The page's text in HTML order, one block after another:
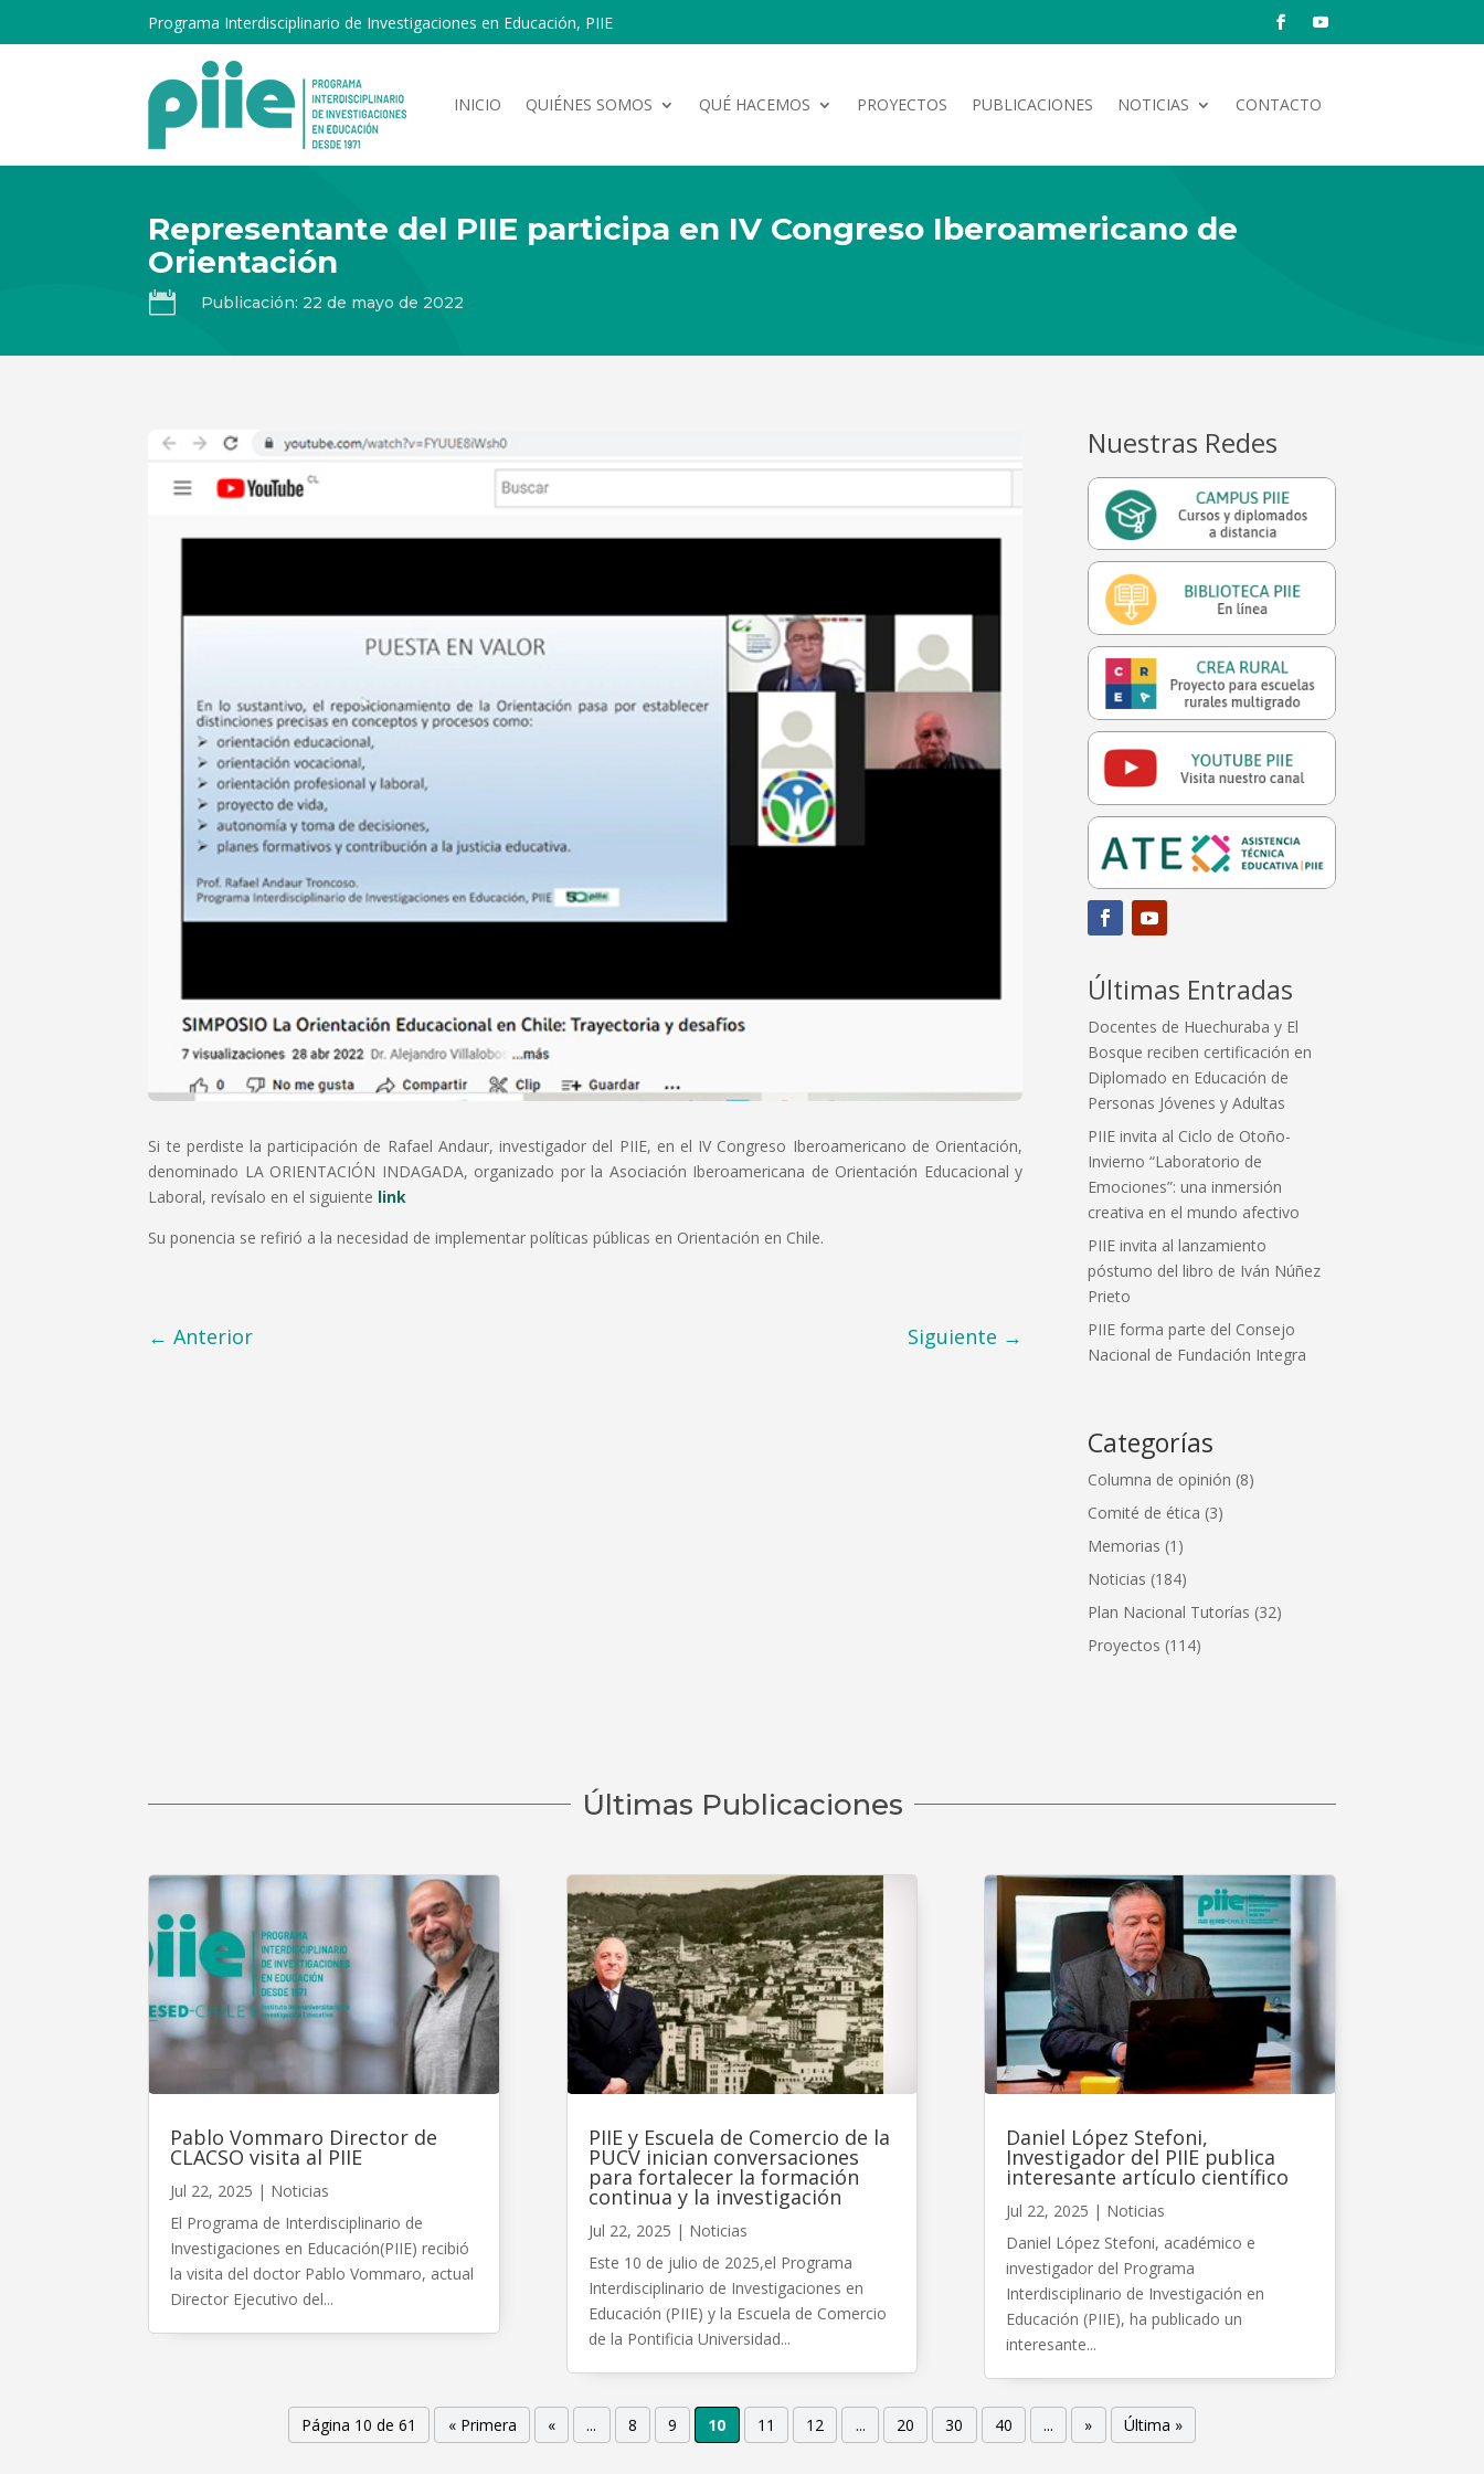
Programa Interdisciplinario de Investigaciones en Educación, PIIE
INICIO QUIÉNES SOMOS QUÉ HACEMOS PROYECTOS PUBLICACIONES NOTICIAS CONTACTO
Representante del PIIE participa en IV Congreso Iberoamericano de
Orientación
 Publicación: 22 de mayo de 2022
Si te perdiste la participación de Rafael Andaur, investigador del PIIE, en el IV Congreso Iberoamericano de Orientación,
denominado LA ORIENTACIÓN INDAGADA, organizado por la Asociación Iberoamericana de Orientación Educacional y
Laboral, revísalo en el siguiente link
Su ponencia se refirió a la necesidad de implementar políticas públicas en Orientación en Chile.
←Anterior Siguiente →
Nuestras Redes
Últimas Entradas
Docentes de Huechuraba y El
Bosque reciben certificación en
Diplomado en Educación de
Personas Jóvenes y Adultas
PIIE invita al Ciclo de Otoño-
Invierno “Laboratorio de
Emociones”: una inmersión
creativa en el mundo afectivo
PIIE invita al lanzamiento
póstumo del libro de Iván Núñez
Prieto
PIIE forma parte del Consejo
Nacional de Fundación Integra
Categorías
Columna de opinión (8)
Comité de ética (3)
Memorias (1)
Noticias (184)
Plan Nacional Tutorías (32)
Proyectos (114)
Últimas Publicaciones
Pablo Vommaro Director de
CLACSO visita al PIIE
Jul 22, 2025 | Noticias
El Programa de Interdisciplinario de
Investigaciones en Educación(PIIE) recibió
la visita del doctor Pablo Vommaro, actual
Director Ejecutivo del...
PIIE y Escuela de Comercio de la
PUCV inician conversaciones
para fortalecer la formación
continua y la investigación
Jul 22, 2025 | Noticias
Este 10 de julio de 2025,el Programa
Interdisciplinario de Investigaciones en
Educación (PIIE) y la Escuela de Comercio
de la Pontificia Universidad...
Daniel López Stefoni,
Investigador del PIIE publica
interesante artículo científico
Jul 22, 2025 | Noticias
Daniel López Stefoni, académico e
investigador del Programa
Interdisciplinario de Investigación en
Educación (PIIE), ha publicado un
interesante...
Página 10 de 61 « Primera « ... 8 9 10 11 12 ... 20 30 40 ... » Última »